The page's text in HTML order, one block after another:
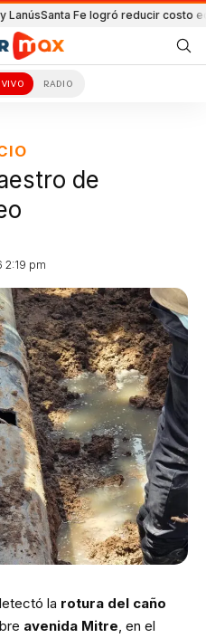
Fe logró reducir costo
RADIO
de
2:19 pm
la rotura del caño
avenida Mitre, en el